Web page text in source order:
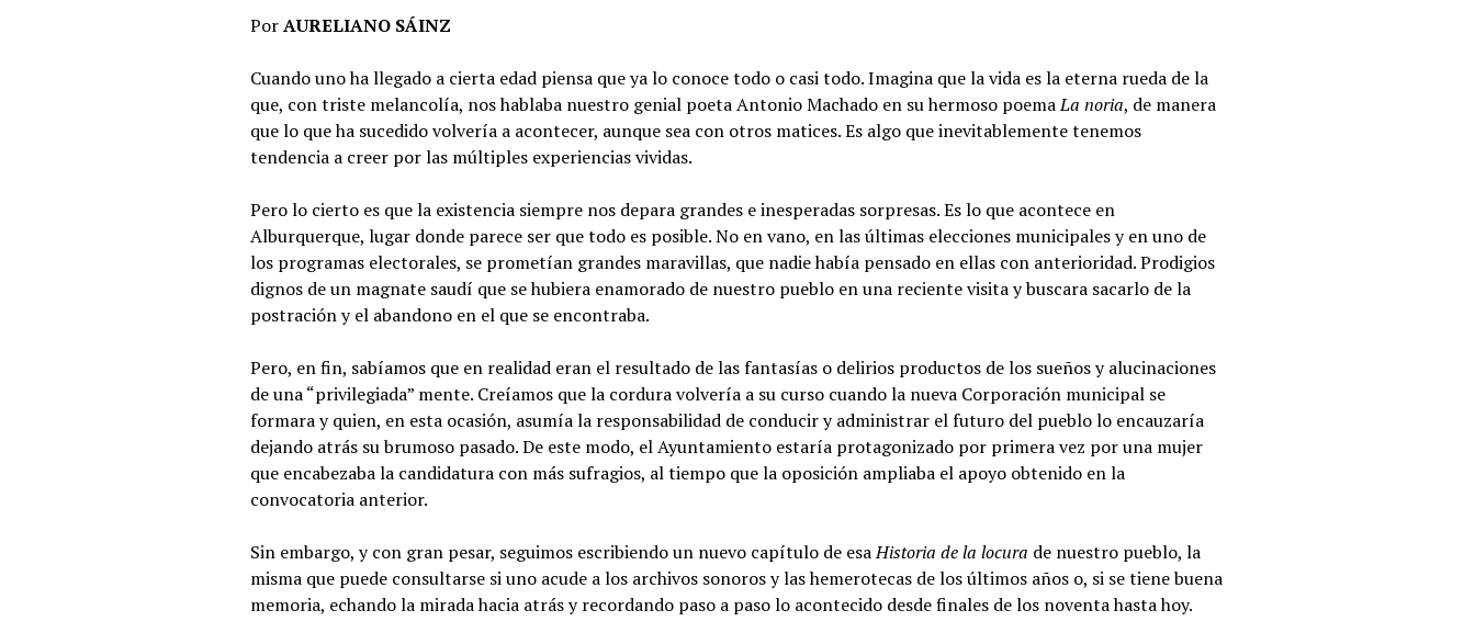
PorAURELIANO SÁINZ
Cuando uno ha llegado a cierta edad piensa que ya lo conoce todo o casi todo. Imagina que la vida es la eterna rueda de la
que, con triste melancolía, nos hablaba nuestro genial poeta Antonio Machado en su hermoso poemaLa noria, de manera
que lo que ha sucedido volvería a acontecer, aunque sea con otros matices. Es algo que inevitablemente tenemos
tendencia a creer por las múltiples experiencias vividas.
Pero lo cierto es que la existencia siempre nos depara grandes e inesperadas sorpresas. Es lo que acontece en
Alburquerque, lugar donde parece ser que todo es posible. No en vano, en las últimas elecciones municipales y en uno de
los programas electorales, se prometían grandes maravillas, que nadie había pensado en ellas con anterioridad. Prodigios
dignos de un magnate saudí que se hubiera enamorado de nuestro pueblo en una reciente visita y buscara sacarlo de la
postración y el abandono en el que se encontraba.
Pero, en fin, sabíamos que en realidad eran el resultado de las fantasías o delirios productos de los sueños y alucinaciones
de una “privilegiada” mente. Creíamos que la cordura volvería a su curso cuando la nueva Corporación municipal se
formara y quien, en esta ocasión, asumía la responsabilidad de conducir y administrar el futuro del pueblo lo encauzaría
dejando atrás su brumoso pasado. De este modo, el Ayuntamiento estaría protagonizado por primera vez por una mujer
que encabezaba la candidatura con más sufragios, al tiempo que la oposición ampliaba el apoyo obtenido en la
convocatoria anterior.
Sin embargo, y con gran pesar, seguimos escribiendo un nuevo capítulo de esaHistoria de la locura de nuestro pueblo, la
misma que puede consultarse si uno acude a los archivos sonoros y las hemerotecas de los últimos años o, si se tiene buena
memoria, echando la mirada hacia atrás y recordando paso a paso lo acontecido desde finales de los noventa hasta hoy.